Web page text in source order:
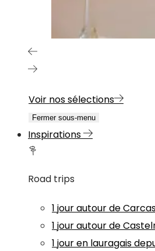
Voir nos sélections
Fermer sous-menu
Inspirations
Road trips
1 jour autour de
1 jour autour de
1 jour en lauragais